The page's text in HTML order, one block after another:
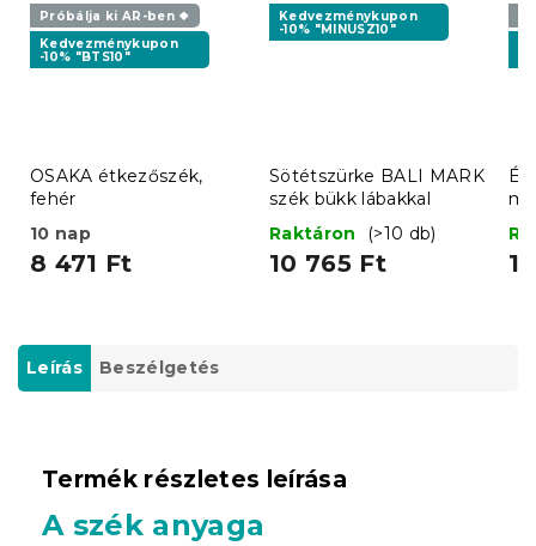
Próbálja ki AR-ben ❖
Kedvezménykupon
-10% "BTS10"
OSAKA étkezőszék,
fehér
10 nap
8 471 Ft
Kedvezménykupon
-10% "MINUSZ10"
Sötétszürke BALI MARK
szék bükk lábakkal
Raktáron
(>10 db)
10 765 Ft
Leírás Beszélgetés
Termék részletes leírása
A szék anyaga